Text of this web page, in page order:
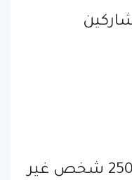
اشتملت الدراسة على 2500 شخص غير